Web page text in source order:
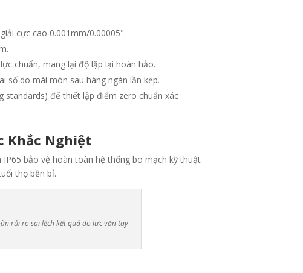
cực cao 0.001mm/0.00005".
.
chuẩn, mang lại độ lặp lại hoàn hảo.
số do mài mòn sau hàng ngàn lần kẹp.
để thiết lập điểm zero chuẩn xác
Khắc Nghiệt
IP65 bảo vệ hoàn toàn hệ thống bo mạch kỹ thuật
thọ bền bỉ.
rủi ro sai lệch kết quả do lực vặn tay